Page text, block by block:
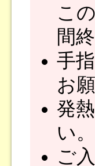
こ
間
手
お
発
い。
ご